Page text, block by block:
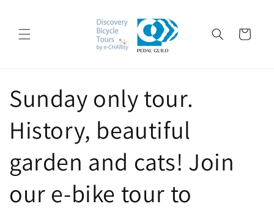
ー
Sunday only tour.
History, beautiful
garden and cats! Join
our e-bike tour to